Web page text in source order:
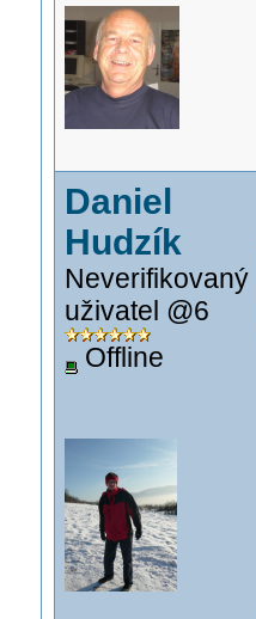
Daniel
Hudzík
Neverifikovaný
uživatel @6
Offline